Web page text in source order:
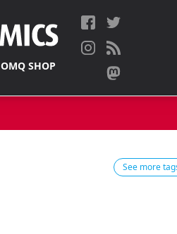
OMQ SHOP
See more